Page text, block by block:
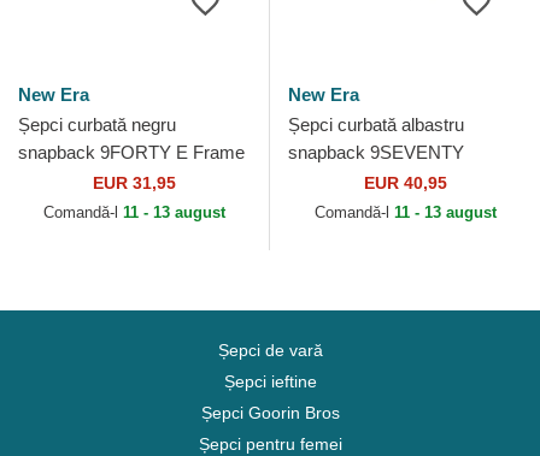
New Era
Șepci curbată negru
snapback 9FORTY E Frame
Metallic de Los Angeles
Lakers NBA de New Era
EUR 31,95
Comandă-l 11 - 13 august
New Era
Șepci curbată albastru
snapback 9SEVENTY
Stretch Snap Clubhouse de
Los Angeles Dodgers MLB
EUR 40,95
Comandă-l 11 - 13 august
Șepci de vară
Șepci ieftine
Șepci Goorin Bros
Șepci pentru femei